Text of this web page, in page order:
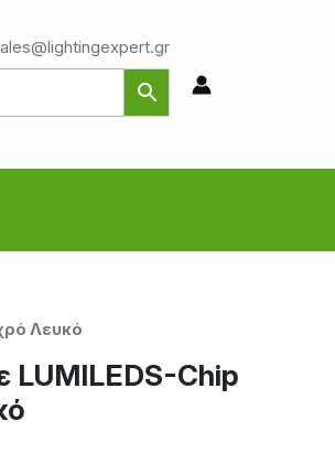
Λευκό
LUMILEDS-Chip